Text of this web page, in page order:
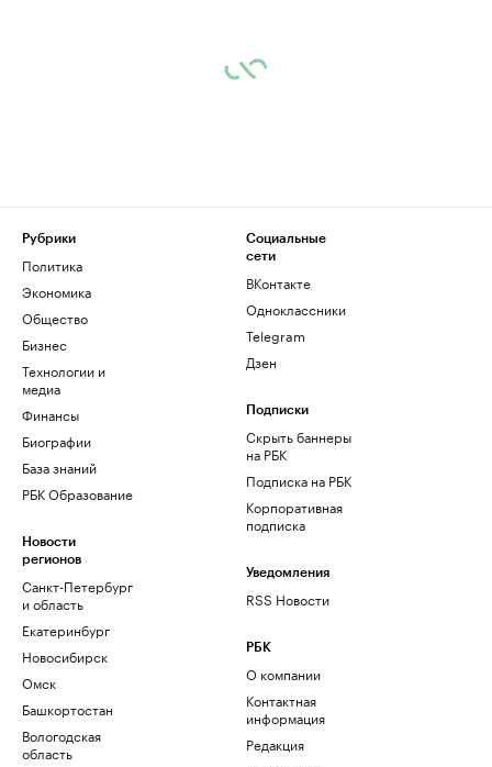
Рубрики
Политика
Экономика
Общество
Бизнес
Технологии и
медиа
Финансы
Биографии
База знаний
РБК Образование
Новости
регионов
Санкт-Петербург
и область
Екатеринбург
Новосибирск
Омск
Башкортостан
Вологодская
область
Социальные
сети
ВКонтакте
Одноклассники
Telegram
Дзен
Подписки
Скрыть баннеры
на РБК
Подписка на РБК
Корпоративная
подписка
Уведомления
RSS Новости
РБК
О компании
Контактная
информация
Редакция